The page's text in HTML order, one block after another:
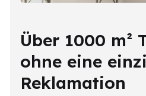
Über 1000 m²
ohne eine
Reklamation